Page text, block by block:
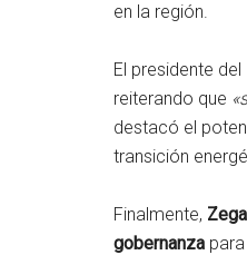
en la región.
El presidente
reiterando que
destacó el
transición
Finalmente,
gobernanza